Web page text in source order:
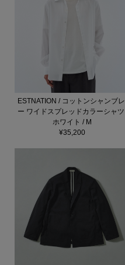
ESTNATION / コットンシャンブレ
ー ワイドスプレッドカラーシャツ
ホワイト / M
¥35,200